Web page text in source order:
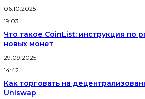
06.10.2025
19:03
Что такое CoinList: инструкция по
новых монет
29.09.2025
14:42
Как торговать на
Uniswap